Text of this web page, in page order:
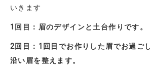
いきます
1回目：眉のデザインと土台作りです。
2回目：1回目でお作りした眉でお過ご
沿い眉を整えます。